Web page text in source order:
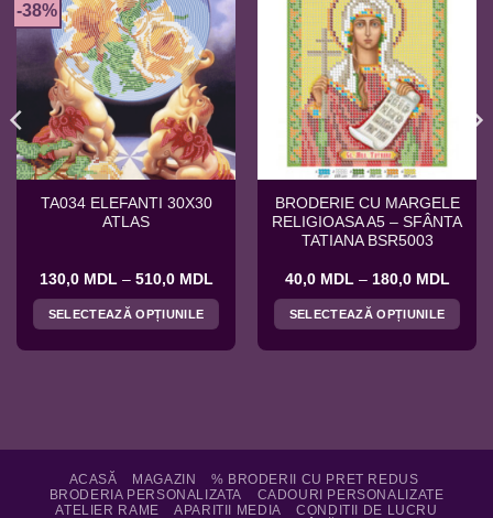
-38%
TA034 ELEFANTI 30X30
ATLAS
130,0 MDL – 510,0 MDLInterval
prețuri:
130,0 MDL
la
SELECTEAZĂ OPȚIUNILE
Opțiunile
pot
BRODERIE CU MARGELE
RELIGIOASA A5 – SFÂNTA
TATIANA BSR5003
40,0 MDL – 180,0 MDL
40,0
la
SELECTEAZĂ OPȚIUNILE
Opțiunile
pot
ACASĂ MAGAZIN
% BRODERII CU PRET REDUS
BRODERIA PERSONALIZATA
CADOURI PERSONALIZATE
ATELIER RAME
APARITII MEDIA
CONDITII DE LUCRU